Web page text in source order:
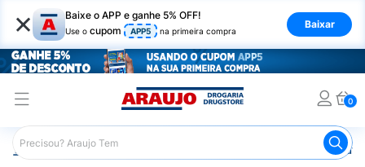
× Baixe o APP e ganhe 5% OFF!
Use o cupom APP5 na primeira compra
Baixar
0
Araujo Saúde e Bem Estar